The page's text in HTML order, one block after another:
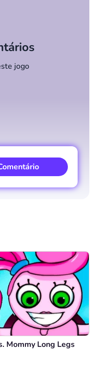
jogo
Comentário
Mommy Long Legs